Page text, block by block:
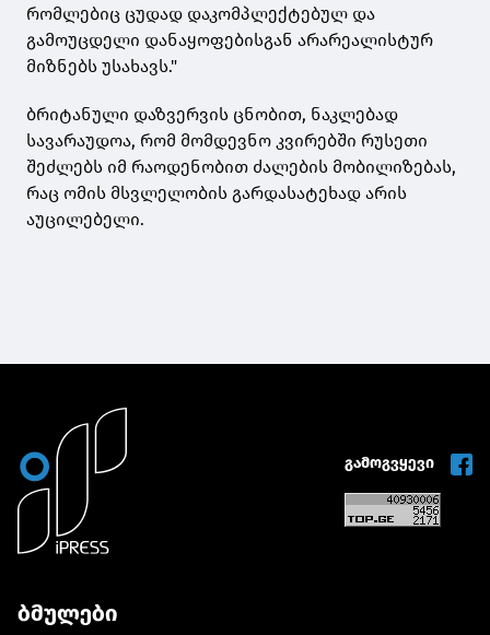
რომლებიც ცუდად დაკომპლექტებულ და
გამოუცდელი დანაყოფებისგან არარეალისტურ
მიზნებს უსახავს."
ბრიტანული დაზვერვის ცნობით, ნაკლებად
სავარაუდოა, რომ მომდევნო კვირებში რუსეთი
შეძლებს იმ რაოდენობით ძალების მობილიზებას,
რაც ომის მსვლელობის გარდასატეხად არის
აუცილებელი.
გამოგვყევი
ბმულები